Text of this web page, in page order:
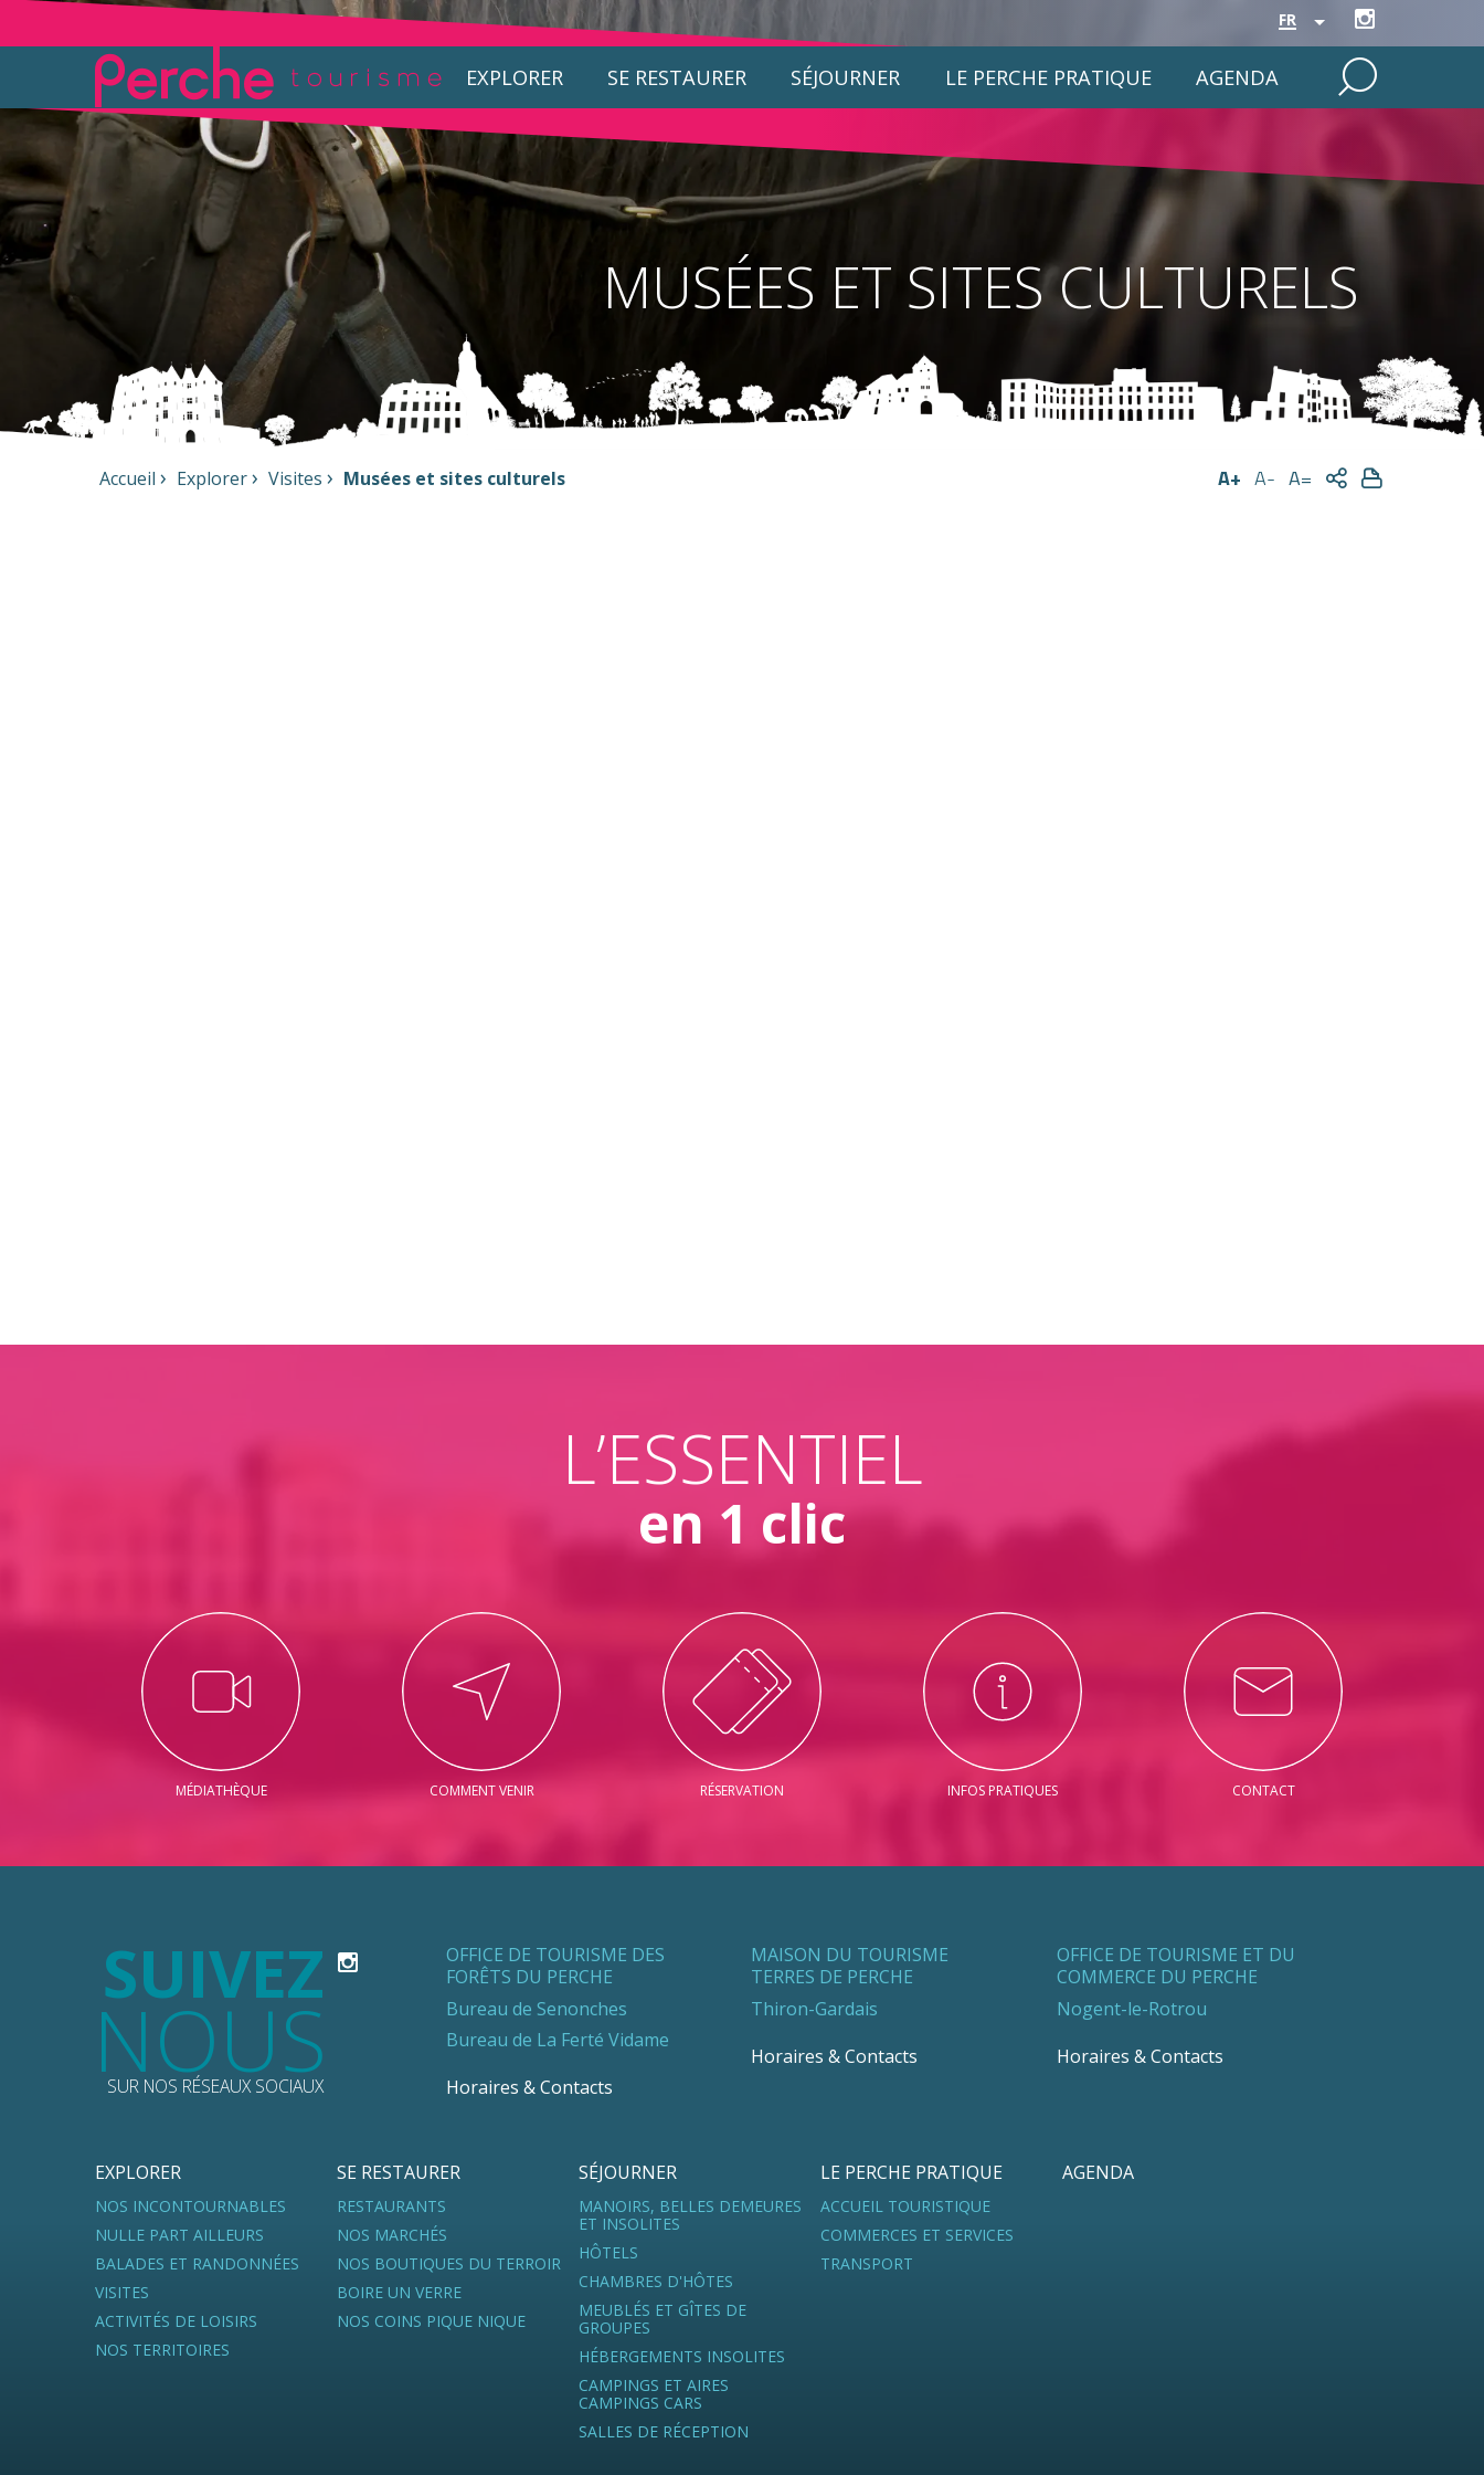
FR
EXPLORER SE RESTAURER SÉJOURNER LE PERCHE PRATIQUE AGENDA
MUSÉES ET SITES CULTURELS
Accueil Explorer Visites Musées et sites culturels A+ A- A=
L’ESSENTIEL
en 1 clic
MÉDIATHÈQUE COMMENT VENIR RÉSERVATION INFOS PRATIQUES CONTACT
SUIVEZ
NOUS
SUR NOS RÉSEAUX SOCIAUX
OFFICE DE TOURISME DES
FORÊTS DU PERCHE
Bureau de Senonches
Bureau de La Ferté Vidame
Horaires & Contacts
MAISON DU TOURISME
TERRES DE PERCHE
Thiron-Gardais
Horaires & Contacts
OFFICE DE TOURISME ET DU
COMMERCE DU PERCHE
Nogent-le-Rotrou
Horaires & Contacts
EXPLORER
NOS INCONTOURNABLES
NULLE PART AILLEURS
BALADES ET RANDONNÉES
VISITES
ACTIVITÉS DE LOISIRS
NOS TERRITOIRES
SE RESTAURER
RESTAURANTS
NOS MARCHÉS
NOS BOUTIQUES DU TERROIR
BOIRE UN VERRE
NOS COINS PIQUE NIQUE
SÉJOURNER
MANOIRS, BELLES DEMEURES
ET INSOLITES
HÔTELS
CHAMBRES D'HÔTES
MEUBLÉS ET GÎTES DE
GROUPES
HÉBERGEMENTS INSOLITES
CAMPINGS ET AIRES
CAMPINGS CARS
SALLES DE RÉCEPTION
LE PERCHE PRATIQUE
ACCUEIL TOURISTIQUE
COMMERCES ET SERVICES
TRANSPORT
AGENDA